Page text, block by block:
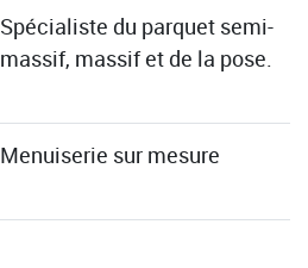
Spécialiste du parquet semi-
massif, massif et de la pose.
Menuiserie sur mesure